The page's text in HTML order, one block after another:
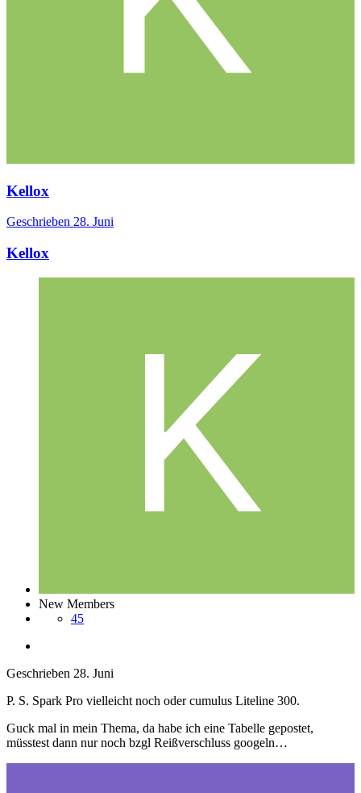
Kellox
Geschrieben 28. Juni
Kellox
New Members
45
Geschrieben 28. Juni
P. S. Spark Pro vielleicht noch oder cumulus Liteline 300.
Guck mal in mein Thema, da habe ich eine Tabelle gepostet,
müsstest dann nur noch bzgl Reißverschluss googeln…